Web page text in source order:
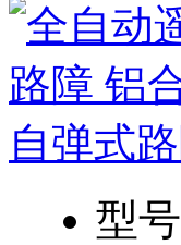
型号